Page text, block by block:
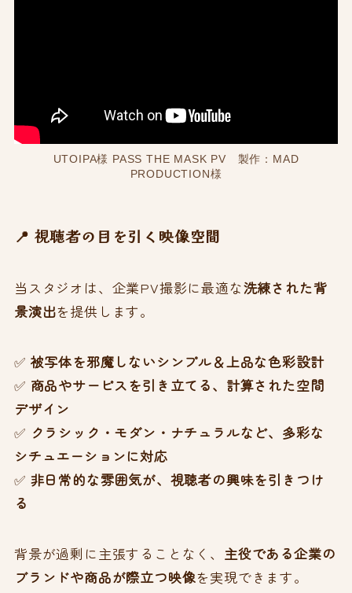
UTOIPA様 PASS THE MASK PV 製作：MAD
PRODUCTION様
📍 視聴者の目を引く映像空間
当スタジオは、企業PV撮影に最適な洗練された背
景演出を提供します。
✅ 被写体を邪魔しないシンプル＆上品な色彩設計
✅ 商品やサービスを引き立てる、計算された空間
デザイン
✅ クラシック・モダン・ナチュラルなど、多彩な
シチュエーションに対応
✅ 非日常的な雰囲気が、視聴者の興味を引きつけ
る
背景が過剰に主張することなく、 主役である企業の
ブランドや商品が際立つ映像を実現できます。